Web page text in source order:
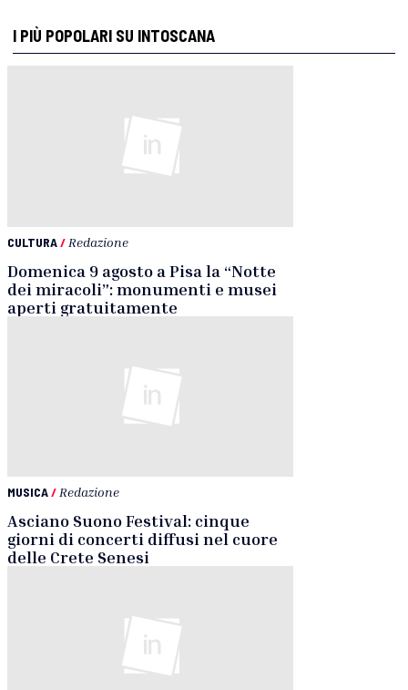
I PIÙ POPOLARI SU INTOSCANA
CULTURA/ Redazione
Domenica 9 agosto a Pisa la “Notte
dei miracoli”: monumenti e musei
aperti gratuitamente
MUSICA/ Redazione
Asciano Suono Festival: cinque
giorni di concerti diffusi nel cuore
delle Crete Senesi